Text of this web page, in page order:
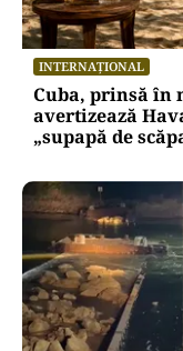
INTERNAȚIONAL
Cuba, prinsă în
avertizează
„supapă de